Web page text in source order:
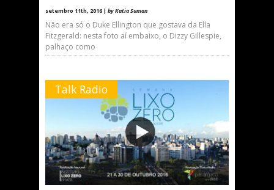
setembro 11th, 2016 | by Katia Suman
Não era só o Duke Ellington que gostava da Ella
Fitzgerald: nesta foto aí embaixo, o Dizzy Gillespie,
palhaço como
Talk Radio